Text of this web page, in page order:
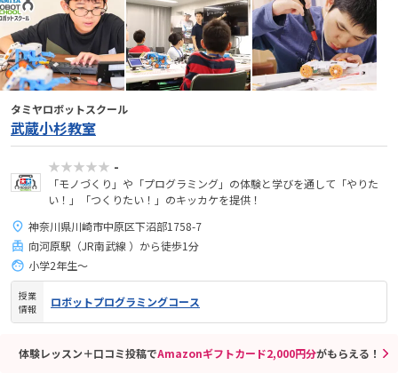
タミヤロボットスクール
武蔵小杉教室
★★★★★ -
「モノづくり」や「プログラミング」の体験と学びを通して「やりた
い！」「つくりたい！」のキッカケを提供！
神奈川県川崎市中原区下沼部1758-7
向河原駅（JR南武線 ）から徒歩1分
小学2年生〜
授業
情報
ロボットプログラミングコース
体験レッスン＋口コミ投稿でAmazonギフトカード2,000円分がもらえる！